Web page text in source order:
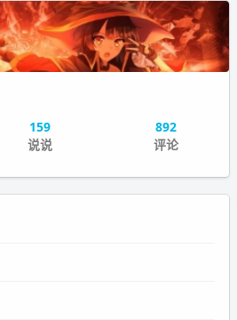
159
说说
892
评论